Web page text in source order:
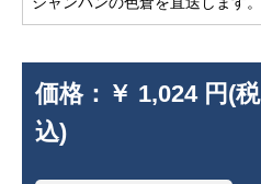
価格： ￥ 1,024 円(税
込)